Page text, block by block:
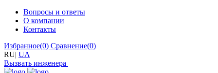
Вопросы и ответы
О компании
Контакты
Избранное(0) Сравнение(0)
RU| UA
Вызвать инженера